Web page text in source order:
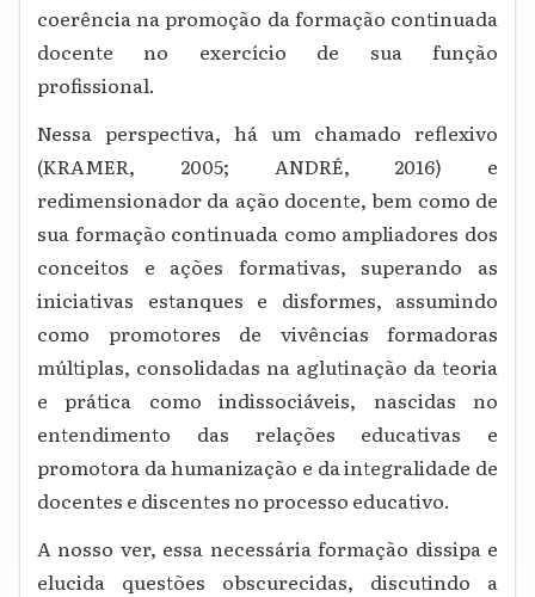
coerência na promoção da formação continuada
docente no exercício de sua função
profissional.
Nessa perspectiva, há um chamado reflexivo
(KRAMER, 2005; ANDRÉ, 2016) e
redimensionador da ação docente, bem como de
sua formação continuada como ampliadores dos
conceitos e ações formativas, superando as
iniciativas estanques e disformes, assumindo
como promotores de vivências formadoras
múltiplas, consolidadas na aglutinação da teoria
e prática como indissociáveis, nascidas no
entendimento das relações educativas e
promotora da humanização e da integralidade de
docentes e discentes no processo educativo.
A nosso ver, essa necessária formação dissipa e
elucida questões obscurecidas, discutindo a